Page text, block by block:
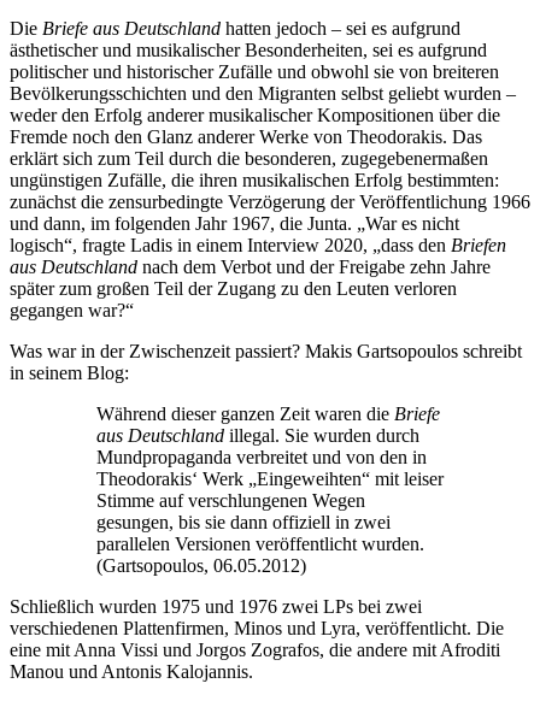
Die Briefe aus Deutschland hatten jedoch – sei es aufgrund
ästhetischer und musikalischer Besonderheiten, sei es aufgrund
politischer und historischer Zufälle und obwohl sie von breiteren
Bevölkerungsschichten und den Migranten selbst geliebt wurden –
weder den Erfolg anderer musikalischer Kompositionen über die
Fremde noch den Glanz anderer Werke von Theodorakis. Das
erklärt sich zum Teil durch die besonderen, zugegebenermaßen
ungünstigen Zufälle, die ihren musikalischen Erfolg bestimmten:
zunächst die zensurbedingte Verzögerung der Veröffentlichung 1966
und dann, im folgenden Jahr 1967, die Junta. „War es nicht
logisch“, fragte Ladis in einem Interview 2020, „dass den Briefen
aus Deutschland nach dem Verbot und der Freigabe zehn Jahre
später zum großen Teil der Zugang zu den Leuten verloren
gegangen war?“
Was war in der Zwischenzeit passiert? Makis Gartsopoulos schreibt
in seinem Blog:
Während dieser ganzen Zeit waren die Briefe
aus Deutschland illegal. Sie wurden durch
Mundpropaganda verbreitet und von den in
Theodorakis‘ Werk „Eingeweihten“ mit leiser
Stimme auf verschlungenen Wegen
gesungen, bis sie dann offiziell in zwei
parallelen Versionen veröffentlicht wurden.
(Gartsopoulos, 06.05.2012)
Schließlich wurden 1975 und 1976 zwei LPs bei zwei
verschiedenen Plattenfirmen, Minos und Lyra, veröffentlicht. Die
eine mit Anna Vissi und Jorgos Zografos, die andere mit Afroditi
Manou und Antonis Kalojannis.